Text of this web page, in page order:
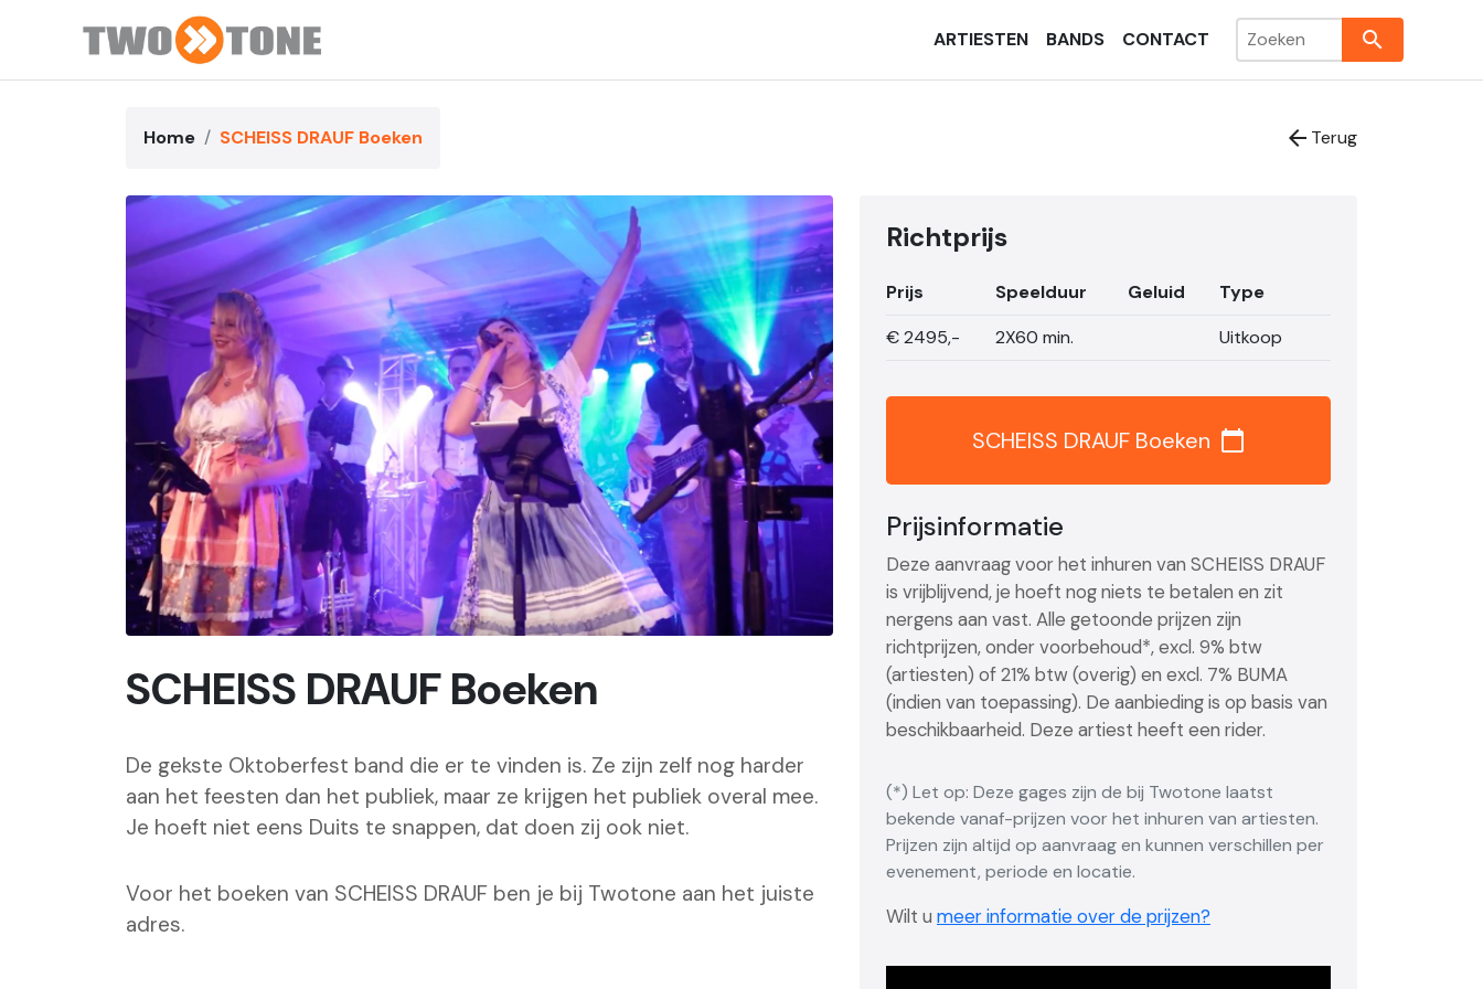
ARTIESTEN BANDS CONTACT search
Home SCHEISS DRAUF Boeken arrow_back Terug
SCHEISS DRAUF Boeken
De gekste Oktoberfest band die er te vinden is. Ze zijn zelf nog harder
aan het feesten dan het publiek, maar ze krijgen het publiek overal mee.
Je hoeft niet eens Duits te snappen, dat doen zij ook niet.
Voor het boeken van SCHEISS DRAUF ben je bij Twotone aan het juiste
adres.
Richtprijs
Prijs Speelduur Geluid
Type
€2495,- 2X60 min. Uitkoop
SCHEISS DRAUF Boeken calendar_today
Prijsinformatie
Deze aanvraag voor het inhuren van SCHEISS DRAUF
is vrijblijvend, je hoeft nog niets te betalen en zit
nergens aan vast. Alle getoonde prijzen zijn
richtprijzen, onder voorbehoud*, excl. 9% btw
(artiesten) of 21% btw (overig) en excl. 7% BUMA
(indien van toepassing). De aanbieding is op basis van
beschikbaarheid. Deze artiest heeft een rider.
(*) Let op: Deze gages zijn de bij Twotone laatst
bekende vanaf-prijzen voor het inhuren van artiesten.
Prijzen zijn altijd op aanvraag en kunnen verschillen per
evenement, periode en locatie.
Wilt u meer informatie over de prijzen?